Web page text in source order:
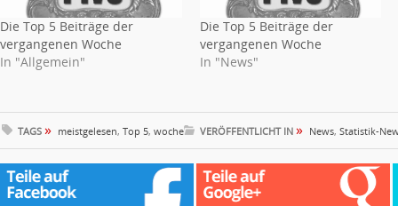
Die Top 5 Beiträge der
vergangenen Woche
In "Allgemein"
Die Top 5 Beiträge der
vergangenen Woche
In "News"
TAGS » meistgelesen, Top 5, woche VERÖFFENTLICHT IN » News, Statistik-